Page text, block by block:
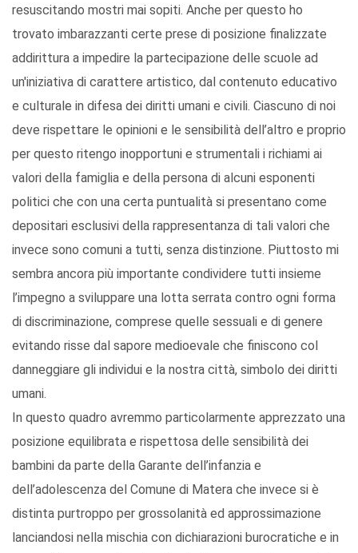
resuscitando mostri mai sopiti. Anche per questo ho
trovato imbarazzanti certe prese di posizione finalizzate
addirittura a impedire la partecipazione delle scuole ad
un'iniziativa di carattere artistico, dal contenuto educativo
e culturale in difesa dei diritti umani e civili. Ciascuno di noi
deve rispettare le opinioni e le sensibilità dell’altro e proprio
per questo ritengo inopportuni e strumentali i richiami ai
valori della famiglia e della persona di alcuni esponenti
politici che con una certa puntualità si presentano come
depositari esclusivi della rappresentanza di tali valori che
invece sono comuni a tutti, senza distinzione. Piuttosto mi
sembra ancora più importante condividere tutti insieme
l’impegno a sviluppare una lotta serrata contro ogni forma
di discriminazione, comprese quelle sessuali e di genere
evitando risse dal sapore medioevale che finiscono col
danneggiare gli individui e la nostra città, simbolo dei diritti
umani.
In questo quadro avremmo particolarmente apprezzato una
posizione equilibrata e rispettosa delle sensibilità dei
bambini da parte della Garante dell’infanzia e
dell’adolescenza del Comune di Matera che invece si è
distinta purtroppo per grossolanità ed approssimazione
lanciandosi nella mischia con dichiarazioni burocratiche e in